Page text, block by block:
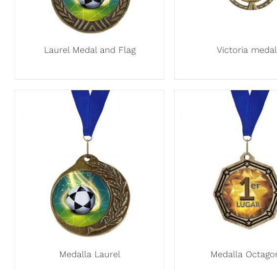
Laurel Medal and Flag Victoria
Medalla Laurel Medalla